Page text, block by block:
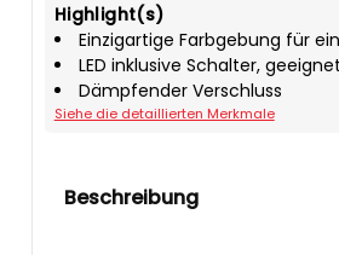
Highlight(s)
Einzigartige Farbgebung für
LED inklusive Schalter,
Dämpfender Verschluss
Siehe die detaillierten Merkmale
Beschreibung